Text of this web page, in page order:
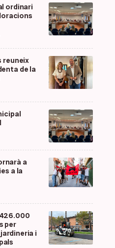
ordinari
reuneix
de la
a
a la
per
i